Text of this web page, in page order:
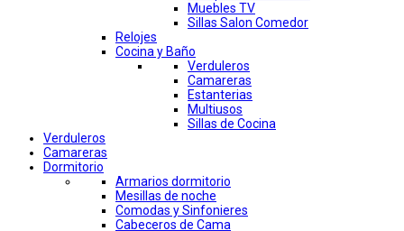
Muebles TV
Sillas Salon Comedor
Relojes
Cocina y Baño
Verduleros
Camareras
Estanterias
Multiusos
Sillas de Cocina
Verduleros
Camareras
Dormitorio
Armarios dormitorio
Mesillas de noche
Comodas y Sinfonieres
Cabeceros de Cama